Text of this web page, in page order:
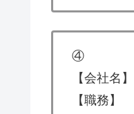
④
【会社名
【職務】